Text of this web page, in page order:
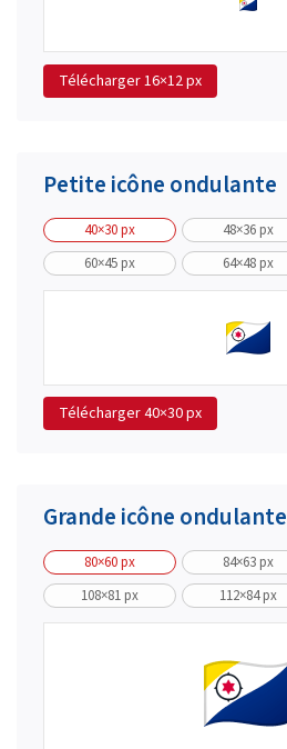
Télécharger16×12 px
Petite icône ondulante
40×30 px 48×36 px
60×45 px
64×48 px
Télécharger40×30 px
Grande icône ondulante
80×60 px 84×63 px
108×81 px
112×84 px